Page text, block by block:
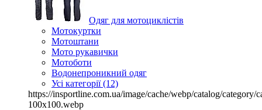
Одяг для мотоциклістів
Мотокуртки
Мотоштани
Мото рукавички
Мотоботи
Водонепроникний одяг
Усі категорії (12)
https://insportline.com.ua/image/cache/webp/catalog/category/
100x100.webp